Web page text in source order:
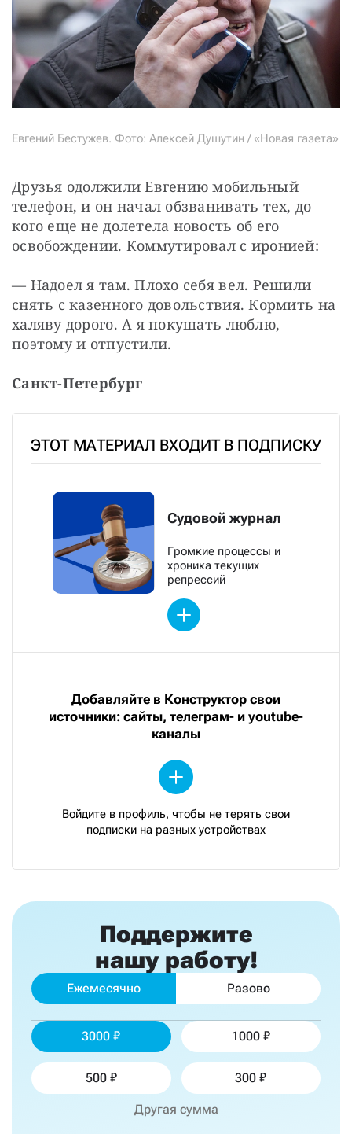
Евгений Бестужев. Фото: Алексей Душутин / «Новая газета»
Друзья одолжили Евгению мобильный
телефон, и он начал обзванивать тех, до
кого еще не долетела новость об его
освобождении. Коммутировал с иронией:
— Надоел я там. Плохо себя вел. Решили
снять с казенного довольствия. Кормить на
халяву дорого. А я покушать люблю,
поэтому и отпустили.
Санкт-Петербург
ЭТОТ МАТЕРИАЛ ВХОДИТ В ПОДПИСКУ
Судовой журнал
Громкие процессы и
хроника текущих
репрессий
Добавляйте в Конструктор свои
источники: сайты, телеграм- и youtube-
каналы
Войдите в профиль, чтобы не терять свои
подписки на разных устройствах
Поддержите
нашу работу!
Ежемесячно Разово
3000 1000
500 300